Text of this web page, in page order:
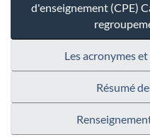
d'enseignement (CPE)
Les acronymes
Résumé